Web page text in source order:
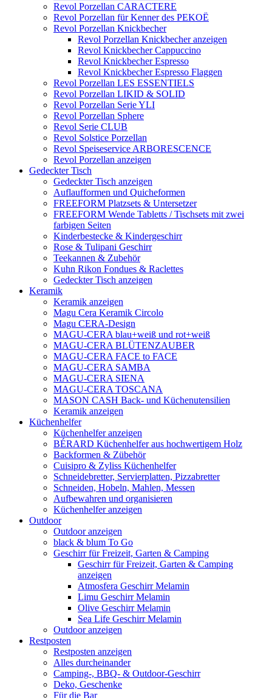
Revol Porzellan CARACTERE
Revol Porzellan für Kenner des PEKOË
Revol Porzellan Knickbecher
Revol Porzellan Knickbecher anzeigen
Revol Knickbecher Cappuccino
Revol Knickbecher Espresso
Revol Knickbecher Espresso Flaggen
Revol Porzellan LES ESSENTIELS
Revol Porzellan LIKID & SOLID
Revol Porzellan Serie YLI
Revol Porzellan Sphere
Revol Serie CLUB
Revol Solstice Porzellan
Revol Speiseservice ARBORESCENCE
Revol Porzellan anzeigen
Gedeckter Tisch
Gedeckter Tisch anzeigen
Auflaufformen und Quicheformen
FREEFORM Platzsets & Untersetzer
FREEFORM Wende Tabletts / Tischsets mit zwei
farbigen Seiten
Kinderbestecke & Kindergeschirr
Rose & Tulipani Geschirr
Teekannen & Zubehör
Kuhn Rikon Fondues & Raclettes
Gedeckter Tisch anzeigen
Keramik
Keramik anzeigen
Magu Cera Keramik Circolo
Magu CERA-Design
MAGU-CERA blau+weiß und rot+weiß
MAGU-CERA BLÜTENZAUBER
MAGU-CERA FACE to FACE
MAGU-CERA SAMBA
MAGU-CERA SIENA
MAGU-CERA TOSCANA
MASON CASH Back- und Küchenutensilien
Keramik anzeigen
Küchenhelfer
Küchenhelfer anzeigen
BÉRARD Küchenhelfer aus hochwertigem Holz
Backformen & Zübehör
Cuisipro & Zyliss Küchenhelfer
Schneidebretter, Servierplatten, Pizzabretter
Schneiden, Hobeln, Mahlen, Messen
Aufbewahren und organisieren
Küchenhelfer anzeigen
Outdoor
Outdoor anzeigen
black & blum To Go
Geschirr für Freizeit, Garten & Camping
Geschirr für Freizeit, Garten & Camping
anzeigen
Atmosfera Geschirr Melamin
Limu Geschirr Melamin
Olive Geschirr Melamin
Sea Life Geschirr Melamin
Outdoor anzeigen
Restposten
Restposten anzeigen
Alles durcheinander
Camping-, BBQ- & Outdoor-Geschirr
Deko, Geschenke
Für die Bar